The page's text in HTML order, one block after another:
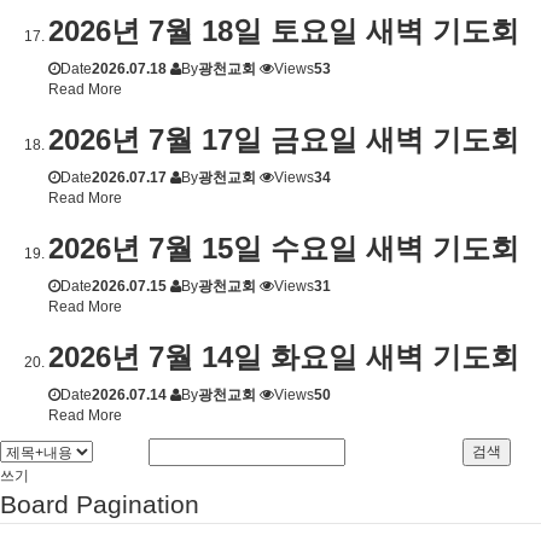
2026년 7월 18일 토요일 새벽 기도회
Date2026.07.18 By광천교회 Views53
Read More
2026년 7월 17일 금요일 새벽 기도회
Date2026.07.17 By광천교회 Views34
Read More
2026년 7월 15일 수요일 새벽 기도회
Date2026.07.15 By광천교회 Views31
Read More
2026년 7월 14일 화요일 새벽 기도회
Date2026.07.14 By광천교회 Views50
Read More
검색
쓰기
Board Pagination